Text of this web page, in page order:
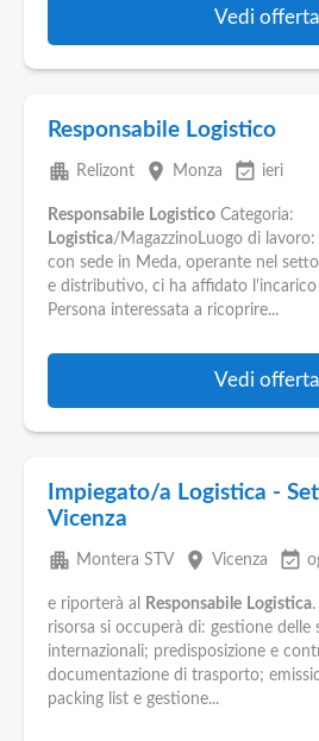
Vedi offerta
Responsabile Logistico
apartment Relizont place Monza event_available ieri
Responsabile Logistico Categoria:
Logistica/MagazzinoLuogo di
con sede in Meda, operante nel
e distributivo, ci ha affidato
Persona interessata a ricoprire...
Vedi offerta
Impiegato/a Logistica -
Vicenza
apartment Montera STV place Vicenza event_available
e riporterà al Responsabile Logistica
risorsa si occuperà di: gestione delle
internazionali; predisposizione e
documentazione di trasporto;
packing list e gestione...